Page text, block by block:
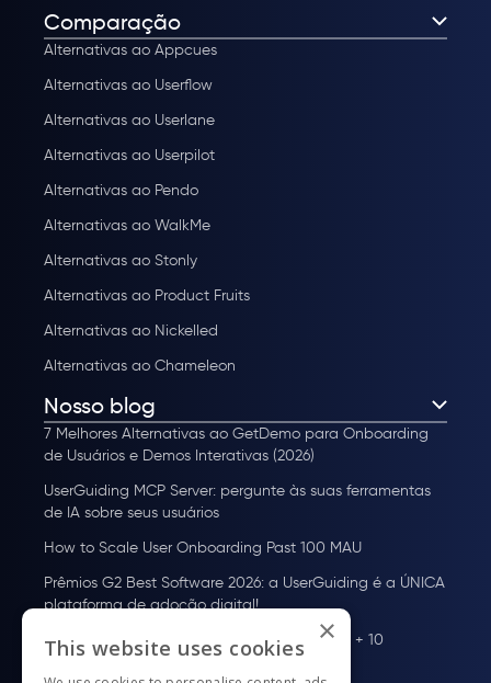
Comparação
Alternativas ao Appcues
Alternativas ao Userflow
Alternativas ao Userlane
Alternativas ao Userpilot
Alternativas ao Pendo
Alternativas ao WalkMe
Alternativas ao Stonly
Alternativas ao Product Fruits
Alternativas ao Nickelled
Alternativas ao Chameleon
Nosso blog
7 Melhores Alternativas ao GetDemo para Onboarding
de Usuários e Demos Interativas (2026)
UserGuiding MCP Server: pergunte às suas ferramentas
de IA sobre seus usuários
How to Scale User Onboarding Past 100 MAU
Prêmios G2 Best Software 2026: a UserGuiding é a ÚNICA
plataforma de adoção digital!
Plataforma de adoção de usuários: o que é + 10
melhores ferramentas para 2026
×
This website uses cookies